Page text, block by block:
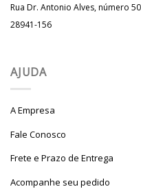
Rua Dr. Antonio Alves, número
28941-156
AJUDA
A Empresa
Fale Conosco
Frete e Prazo de Entrega
Acompanhe seu pedido